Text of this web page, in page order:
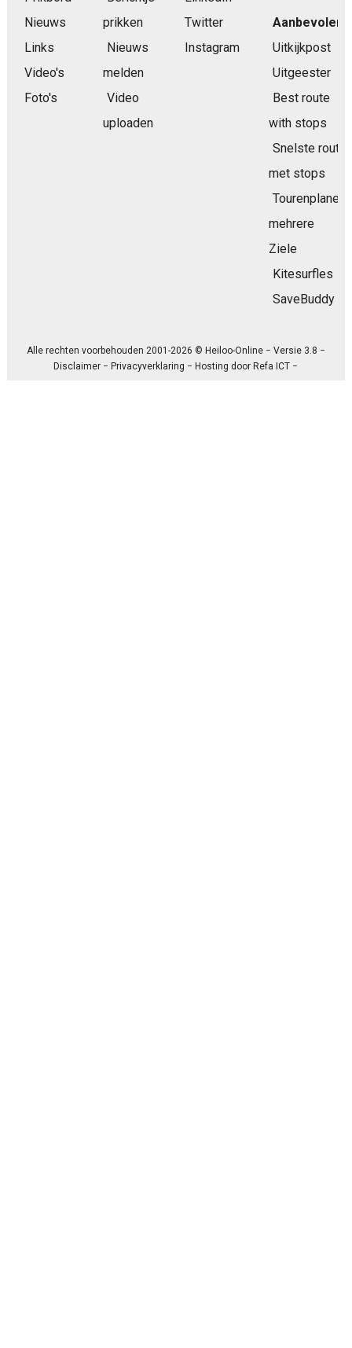
Nieuws
Links
Video's
Foto's
prikken
Nieuws
melden
Video
uploaden
Twitter
Instagram
Aanbevolen
Uitkijkpost
Uitgeester
Best route
with stops
Snelste route
met stops
Tourenplaner
mehrere
Ziele
Kitesurfles
SaveBuddy
Alle rechten voorbehouden 2001-2026 © Heiloo-Online − Versie 3.8 −
Disclaimer −Privacyverklaring − Hosting doorRefa ICT −